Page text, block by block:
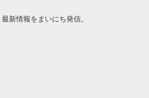
新情報をまいにち発信。